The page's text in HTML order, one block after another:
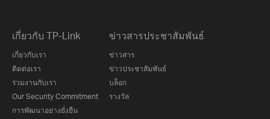
เกี่ยวกับ TP-Link
เกี่ยวกับเรา
ติดต่อเรา
ร่วมงานกับเรา
Our Security Commitment
การพัฒนาอย่างยั่งยืน
ข่าวสารประชาสัมพันธ์
ข่าวสาร
ข่าวประชาสัมพันธ์
บล็อก
รางวัล